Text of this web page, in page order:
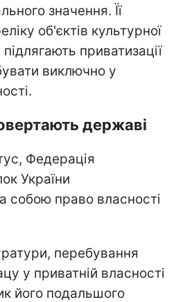
значення. Її
об'єктів культурної
приватизації
виключно у
державі
Федерація
України
собою право власності
перебування
у приватній власності
його подальшого